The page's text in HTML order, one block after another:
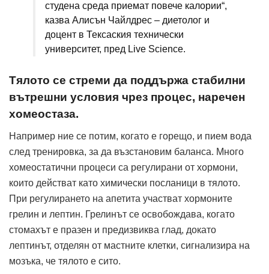
студена среда приемат повече калории“,
казва Алисън Чайлдрес – диетолог и
доцент в Тексаския технически
университет, пред Live Science.
Тялото се стреми да поддържа стабилни
вътрешни условия чрез процес, наречен
хомеостаза.
Например ние се потим, когато е горещо, и пием вода
след тренировка, за да възстановим баланса. Много
хомеостатични процеси са регулирани от хормони,
които действат като химически посланици в тялото.
При регулирането на апетита участват хормоните
грелин и лептин. Грелинът се освобождава, когато
стомахът е празен и предизвиква глад, докато
лептинът, отделян от мастните клетки, сигнализира на
мозъка, че тялото е сито.